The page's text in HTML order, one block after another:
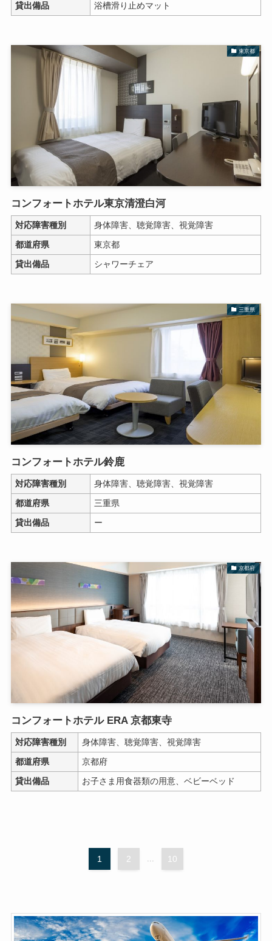
貸出備品
浴槽滑り止めマット
東京都
コンフォートホテル東京清澄白河
対応障害種別
身体障害、聴覚障害、視覚障害
都道府県
東京都
貸出備品
シャワーチェア
三重県
コンフォートホテル鈴鹿
対応障害種別
身体障害、聴覚障害、視覚障害
都道府県
三重県
貸出備品
ー
京都府
コンフォートホテル ERA 京都東寺
対応障害種別
身体障害、聴覚障害、視覚障害
都道府県
京都府
貸出備品
お子さま用食器類の用意、ベビーベッド
1 2 ... 10